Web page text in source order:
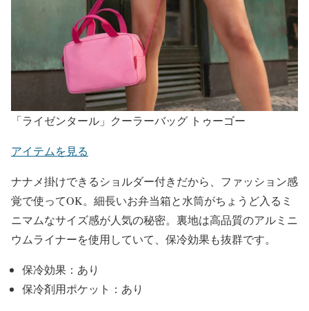
「ライゼンタール」クーラーバッグ トゥーゴー
アイテムを見る
ナナメ掛けできるショルダー付きだから、ファッション感
覚で使ってOK。細長いお弁当箱と水筒がちょうど入るミ
ニマムなサイズ感が人気の秘密。裏地は高品質のアルミニ
ウムライナーを使用していて、保冷効果も抜群です。
保冷効果：あり
保冷剤用ポケット：あり